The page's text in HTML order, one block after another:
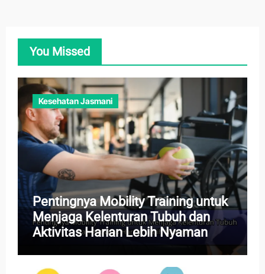
You Missed
Kesehatan Jasmani
Pentingnya Mobility Training untuk
Menjaga Kelenturan Tubuh dan
Aktivitas Harian Lebih Nyaman